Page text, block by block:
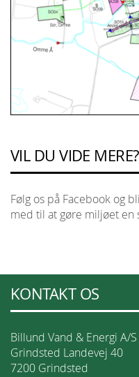
VIL DU VIDE MERE?
Følg os på Facebook og
med til at gøre miljøet en
KONTAKT OS
Billund Vand & Energi A/S
Grindsted Landevej 40
7200 Grindsted